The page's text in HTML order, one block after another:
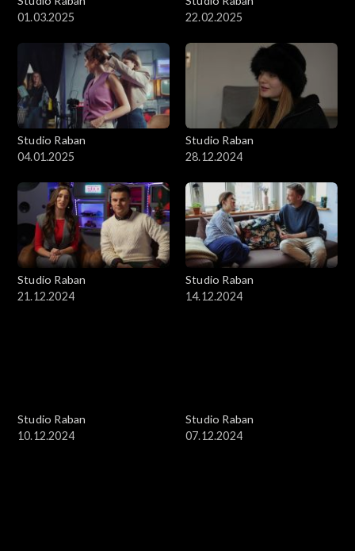
01.03.2025
22.02.2025
Studio Raban
04.01.2025
Studio Raban
28.12.2024
Studio Raban
21.12.2024
Studio Raban
14.12.2024
Studio Raban
10.12.2024
Studio Raban
07.12.2024